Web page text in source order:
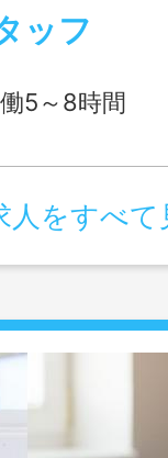
ッフ
5～8時間
人をすべて